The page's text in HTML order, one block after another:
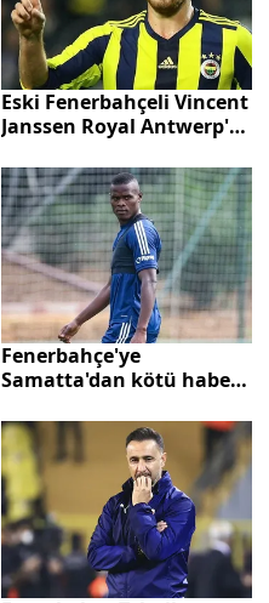
Eski Fenerbahçeli Vincent
Janssen Royal Antwerp'e
Fenerbahçe'ye
Samatta'dan kötü haber!
almayacak